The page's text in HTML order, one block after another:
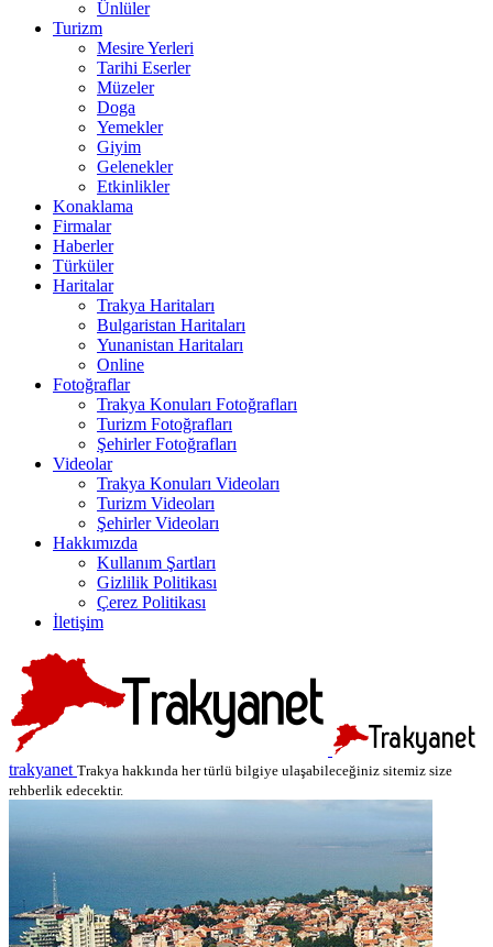
Ünlüler
Turizm
Mesire Yerleri
Tarihi Eserler
Müzeler
Doga
Yemekler
Giyim
Gelenekler
Etkinlikler
Konaklama
Firmalar
Haberler
Türküler
Haritalar
Trakya Haritaları
Bulgaristan Haritaları
Yunanistan Haritaları
Online
Fotoğraflar
Trakya Konuları Fotoğrafları
Turizm Fotoğrafları
Şehirler Fotoğrafları
Videolar
Trakya Konuları Videoları
Turizm Videoları
Şehirler Videoları
Hakkımızda
Kullanım Şartları
Gizlilik Politikası
Çerez Politikası
İletişim
trakyanet Trakya hakkında her türlü bilgiye ulaşabileceğiniz sitemiz size
rehberlik edecektir.